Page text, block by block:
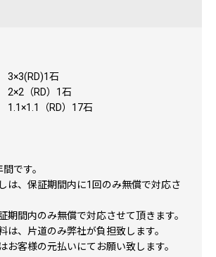
3×3(RD)1石
2×2（RD）1石
1.1×1.1（RD）17石
です。
は、保証期間内に1回のみ無償で対応さ
期間内のみ無償で対応させて頂きます。
は、片道のみ弊社が負担致します。
客様の元払いにてお願い致します。